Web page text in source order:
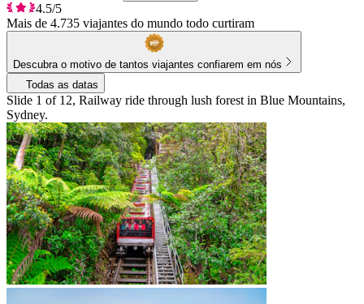
4.5/5
Mais de 4.735 viajantes do mundo todo curtiram
Descubra o motivo de tantos viajantes confiarem em nós
Todas as datas
Slide 1 of 12, Railway ride through lush forest in Blue Mountains,
Sydney.